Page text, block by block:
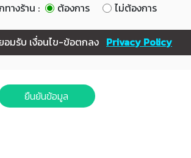
ทางร้าน : ต้องการ ไม่ต้องการ
อมรับ เงื่อนไข-ข้อตกลง Privacy Policy
ยืนยันข้อมูล